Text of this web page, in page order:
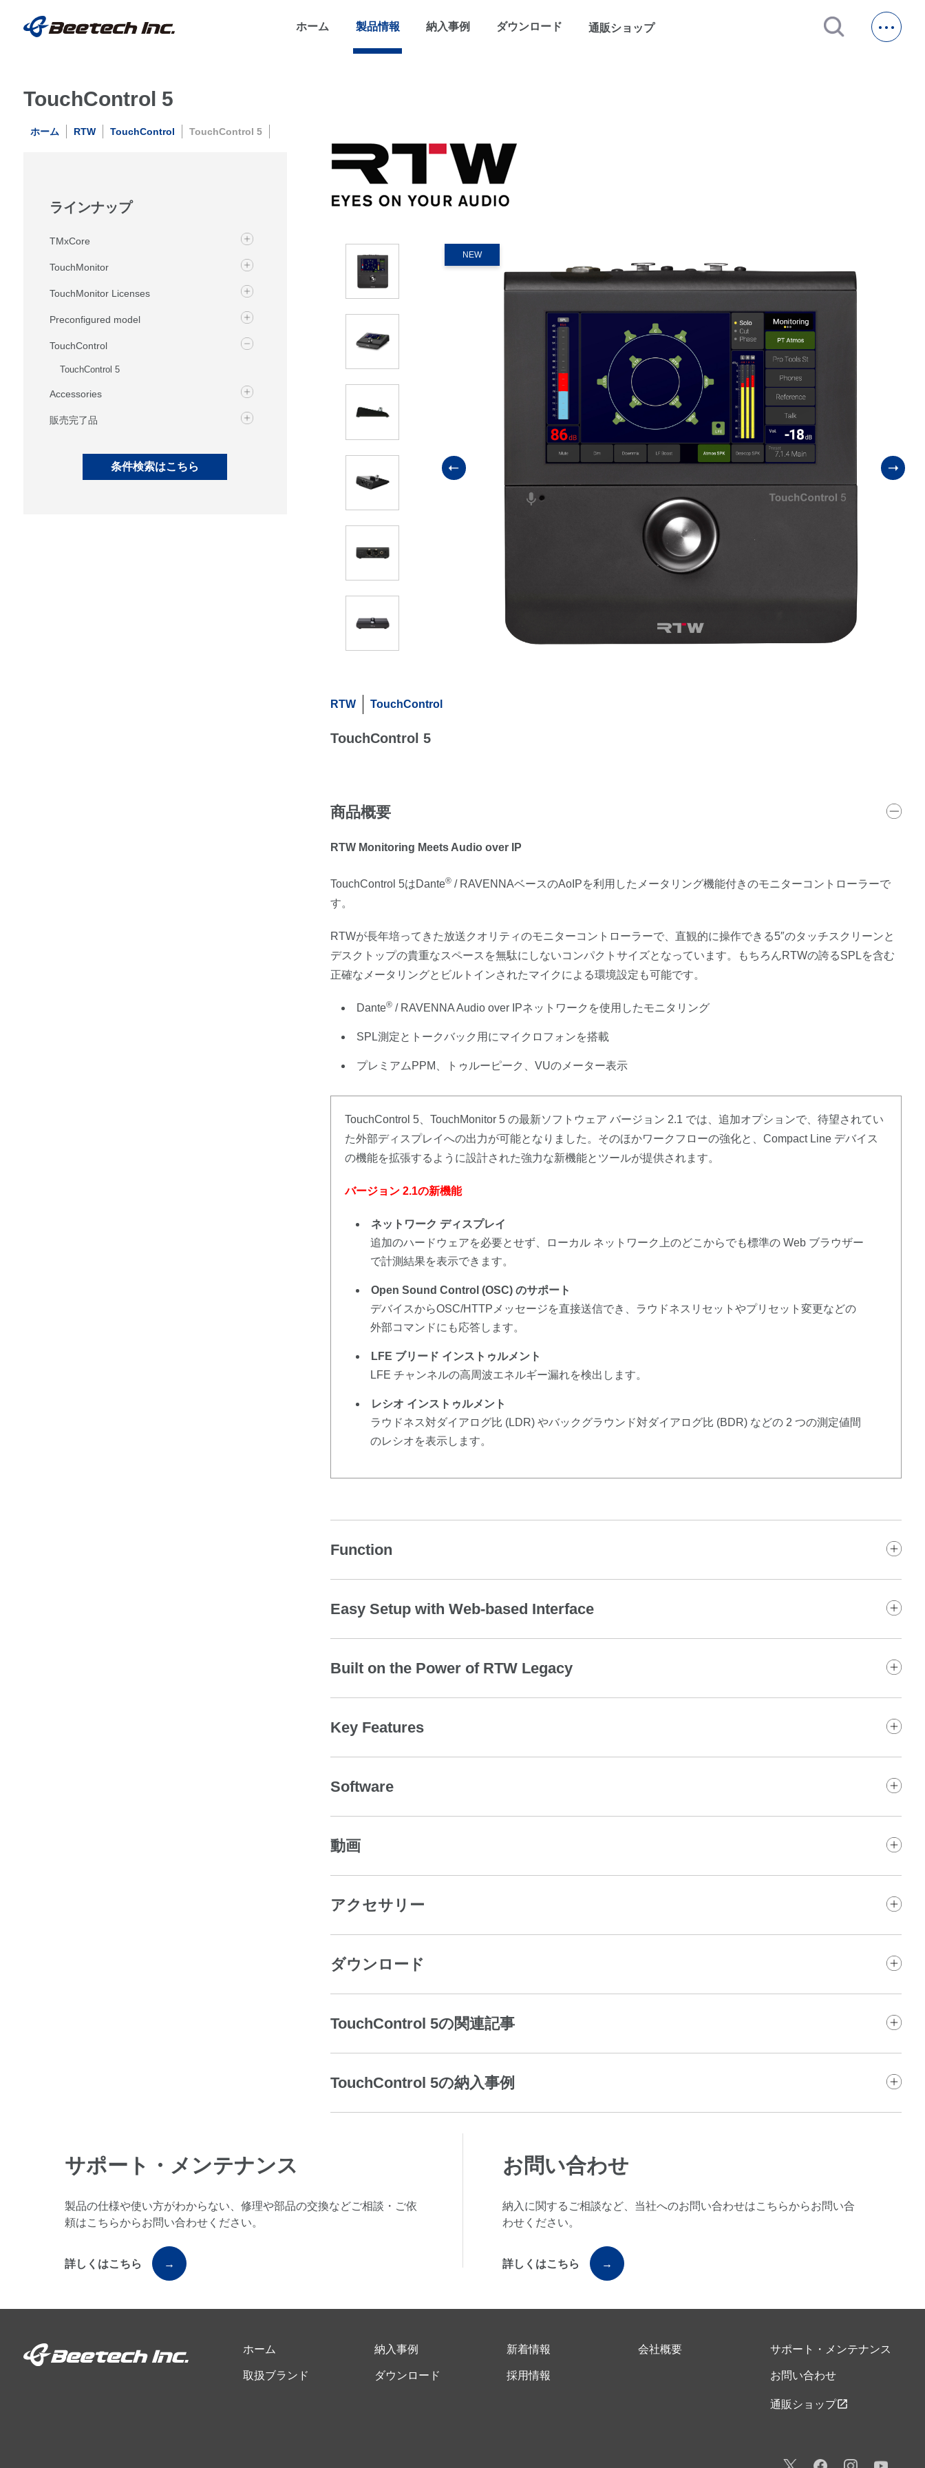
ホーム 製品情報 納入事例 ダウンロード 通販ショップopen_in_new
TouchControl 5
ホーム RTW TouchControl TouchControl 5
ラインナップ
TMxCore
TouchMonitor
TouchMonitor Licenses
Preconfigured model
TouchControl
TouchControl 5
Accessories
販売完了品
NEW
RTW TouchControl
TouchControl 5
商品概要
RTW Monitoring Meets Audio over IP
TouchControl 5はDante® / RAVENNAベースのAoIPを利用したメータリング機能付きのモニターコントローラーで
す。
RTWが長年培ってきた放送クオリティのモニターコントローラーで、直観的に操作できる5″のタッチスクリーンと
デスクトップの貴重なスペースを無駄にしないコンパクトサイズとなっています。もちろんRTWの誇るSPLを含む
正確なメータリングとビルトインされたマイクによる環境設定も可能です。
Dante® / RAVENNA Audio over IPネットワークを使用したモニタリング
SPL測定とトークバック用にマイクロフォンを搭載
プレミアムPPM、トゥルーピーク、VUのメーター表示
TouchControl 5、TouchMonitor 5 の最新ソフトウェア バージョン 2.1 では、追加オプションで、待望されてい
た外部ディスプレイへの出力が可能となりました。そのほかワークフローの強化と、Compact Line デバイス
の機能を拡張するように設計された強力な新機能とツールが提供されます。
バージョン 2.1の新機能
ネットワーク ディスプレイ
追加のハードウェアを必要とせず、ローカル ネットワーク上のどこからでも標準の Web ブラウザー
で計測結果を表示できます。
Open Sound Control (OSC) のサポート
デバイスからOSC/HTTPメッセージを直接送信でき、ラウドネスリセットやプリセット変更などの
外部コマンドにも応答します。
LFE ブリード インストゥルメント
LFE チャンネルの高周波エネルギー漏れを検出します。
レシオ インストゥルメント
ラウドネス対ダイアログ比 (LDR) やバックグラウンド対ダイアログ比 (BDR) などの 2 つの測定値間
のレシオを表示します。
Function
Easy Setup with Web-based Interface
Built on the Power of RTW Legacy
Key Features
Software
動画
アクセサリー
ダウンロード
TouchControl 5の関連記事
TouchControl 5の納入事例
サポート・メンテナンス
製品の仕様や使い方がわからない、修理や部品の交換などご相談・ご依
頼はこちらからお問い合わせください。
詳しくはこちら →
お問い合わせ
納入に関するご相談など、当社へのお問い合わせはこちらからお問い合
わせください。
詳しくはこちら →
ホーム 納入事例 新着情報 会社概要
取扱ブランド ダウンロード 採用情報
サポート・メンテナンス
お問い合わせ
通販ショップopen_in_new